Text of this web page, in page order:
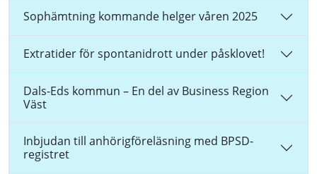
Sophämtning kommande helger våren 2025
Extratider för spontanidrott under påsklovet!
Dals-Eds kommun – En del av Business Region
Väst
Inbjudan till anhörigföreläsning med BPSD-
registret